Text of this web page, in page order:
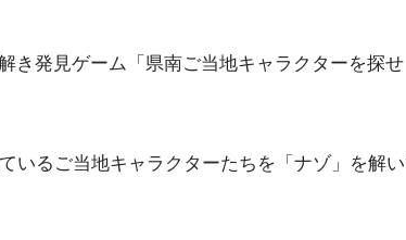
き発見ゲーム「県南ご当地キャラクターを探
いるご当地キャラクターたちを「ナゾ」を解